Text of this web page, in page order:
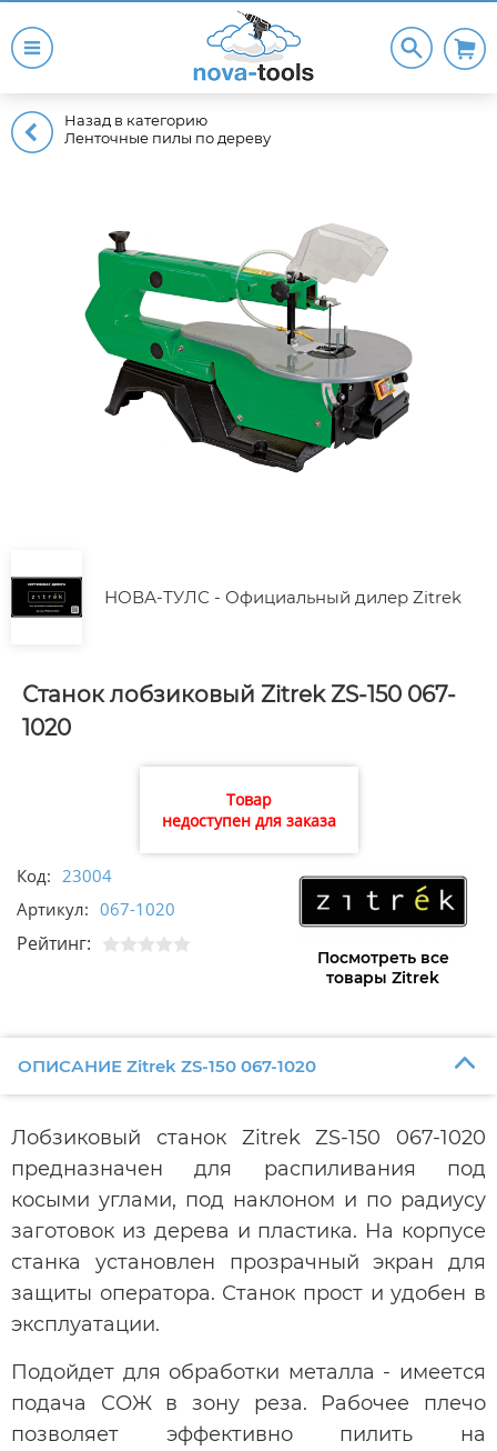
Назад в категорию
Ленточные пилы по дереву
НОВА-ТУЛС - Официальный дилер Zitrek
Станок лобзиковый Zitrek ZS-150 067-
1020
Товар
недоступен для заказа
Код: 23004
Артикул: 067-1020
Рейтинг:
Посмотреть все
товары Zitrek
ОПИСАНИЕ Zitrek ZS-150 067-1020
Лобзиковый станок Zitrek ZS-150 067-1020
предназначен для распиливания под
косыми углами, под наклоном и по радиусу
заготовок из дерева и пластика. На корпусе
станка установлен прозрачный экран для
защиты оператора. Станок прост и удобен в
эксплуатации.
Подойдет для обработки металла - имеется
подача СОЖ в зону реза. Рабочее плечо
позволяет эффективно пилить на